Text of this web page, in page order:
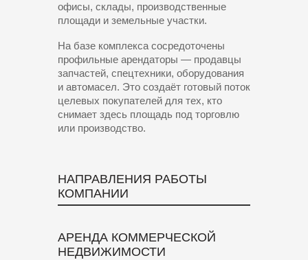
офисы, склады, производственные
площади и земельные участки.
На базе комплекса сосредоточены
профильные арендаторы — продавцы
запчастей, спецтехники, оборудования
и автомасел. Это создаёт готовый поток
целевых покупателей для тех, кто
снимает здесь площадь под торговлю
или производство.
НАПРАВЛЕНИЯ РАБОТЫ
КОМПАНИИ
АРЕНДА КОММЕРЧЕСКОЙ
НЕДВИЖИМОСТИ